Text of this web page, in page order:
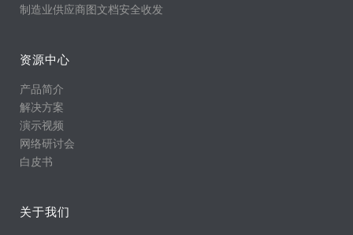
制造业供应商图文档安全收发
资源中心
产品简介
解决方案
演示视频
网络研讨会
白皮书
关于我们